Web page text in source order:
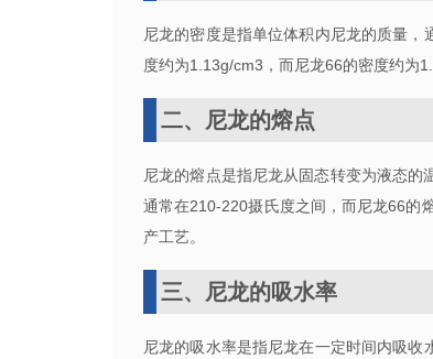
尼龙的密度是指单位体积内尼龙的质量，
度约为1.13g/cm3 ，而尼龙66的密度约为
二、尼龙的熔点
尼龙的熔点是指尼龙从固态转变为液态的
通常在210-220摄氏度之间，而尼龙66的
产工艺。
三、尼龙的吸水率
尼龙的吸水率是指尼龙在一定时间内吸收